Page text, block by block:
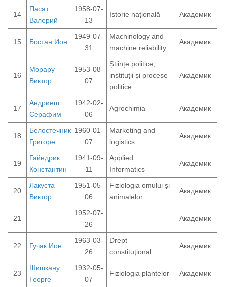
14
Пасат
Валерий
1958-07-
13
Istorie națională Академик
15 Бостан Ион
1949-07-
31
Machinology and
machine reliability
Академик
16
Морару
Виктор
1953-08-
07
Științe politice;
instituții și procese
politice
Академик
17
Андриеш
Серафим
1942-02-
06
Agrochimia Академик
18
Белостечник
Григоре
1960-01-
07
Marketing and
logistics
Академик
19
Гайндрик
Константин
1941-09-
11
Applied
Informatics
Академик
20
Лакуста
Виктор
1951-05-
06
Fiziologia omului și
animalelor
Академик
21
1952-07-
26
Академик
22 Гучак Ион
1963-03-
26
Drept
constituţional
Академик
23
Шишкану
Георге
1932-05-
07
Fiziologia plantelor Академик